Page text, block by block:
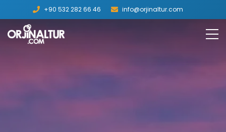
+90 532 282 66 46 info@orjinaltur.com